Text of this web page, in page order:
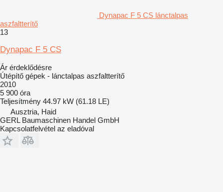
Dynapac F 5 CS lánctalpas
aszfaltterítő
13
Dynapac F 5 CS
Ár érdeklődésre
Útépítő gépek - lánctalpas aszfaltterítő
2010
5 900 óra
Teljesítmény 44.97 kW (61.18 LE)
Ausztria, Haid
GERL Baumaschinen Handel GmbH
Kapcsolatfelvétel az eladóval